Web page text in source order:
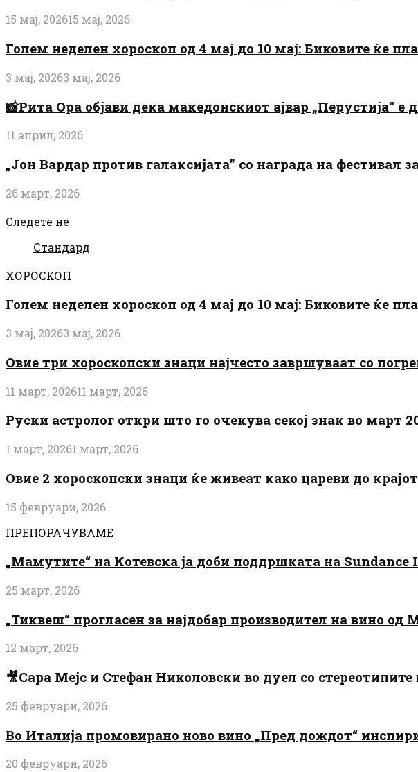
15 мај, 202615 мај, 2026
Голем неделен хороскоп од 4 мај до 10 мај: Биковите ќе
3 мај, 20263 мај, 2026
📸Рита Ора објави дека македонскиот ајвар „Перустија“ е
11 април, 2026
„Јон Вардар против галаксијата” со награда на фестивал
26 март, 2026
Следете не
Стандард
ХОРОСКОП
Голем неделен хороскоп од 4 мај до 10 мај: Биковите ќе
3 мај, 20263 мај, 2026
Овие три хороскопски знаци најчесто завршуваат со
11 март, 202611 март, 2026
Руски астролог откри што го очекува секој знак во март
1 март, 20261 март, 2026
Овие 2 хороскопски знаци ќе живеат како цареви до
15 февруари, 2026
ПРЕПОРАЧУВАМЕ
„Мамутите“ на Котевска ја доби поддршката на
25 март, 2026
„Тиквеш“ прогласен за најдобар производител на вино
12 март, 2026
🎥Сара Мејс и Стефан Николовски во дуел со стереотипите
25 февруари, 2026
Во Италија промовирано ново вино „Пред дождот“
20 февруари, 2026